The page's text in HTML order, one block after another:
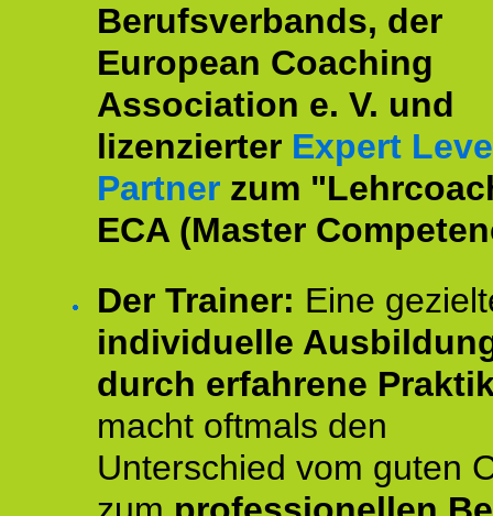
Berufsverbands, der
European Coaching
Association e. V. und
lizenzierter Expert
Partner zum
ECA (Master
Der Trainer: Eine
individuelle
durch erfahrene
macht oftmals den
Unterschied vom guten